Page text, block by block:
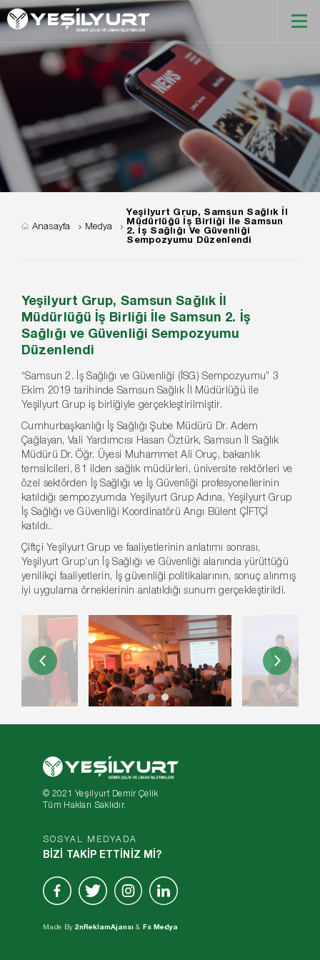
Anasayfa Medya
Yeşilyurt Grup, Samsun Sağlık İl
Müdürlüğü İş Birliği İle Samsun
2. İş Sağlığı Ve Güvenliği
Sempozyumu Düzenlendi
Yeşilyurt Grup, Samsun Sağlık İl
Müdürlüğü İş Birliği İle Samsun 2. İş
Sağlığı ve Güvenliği Sempozyumu
Düzenlendi
“Samsun 2. İş Sağlığı ve Güvenliği (İSG) Sempozyumu” 3
Ekim 2019 tarihinde Samsun Sağlık İl Müdürlüğü ile
Yeşilyurt Grup iş birliğiyle gerçekleştirilmiştir.
Cumhurbaşkanlığı İş Sağlığı Şube Müdürü Dr. Adem
Çağlayan, Vali Yardımcısı Hasan Öztürk, Samsun İl Sağlık
Müdürü Dr. Öğr. Üyesi Muhammet Ali Oruç, bakanlık
temsilcileri, 81 ilden sağlık müdürleri, üniversite rektörleri ve
özel sektörden İş Sağlığı ve İş Güvenliği profesyonellerinin
katıldığı sempozyumda Yeşilyurt Grup Adına, Yeşilyurt Grup
İş Sağlığı ve Güvenliği Koordinatörü Angı Bülent ÇİFTÇİ
katıldı..
Çiftçi Yeşilyurt Grup ve faaliyetlerinin anlatımı sonrası,
Yeşilyurt Grup’un İş Sağlığı ve Güvenliği alanında yürüttüğü
yenilikçi faaliyetlerin, İş güvenliği politikalarının, sonuç alınmış
iyi uygulama örneklerinin anlatıldığı sunum gerçekleştirildi.
© 2021 Yeşilyurt Demir Çelik
Tüm Hakları Saklıdır.
SOSYAL MEDYADA
BİZİ TAKİP ETTİNİZ Mİ?
Made By2nReklamAjansı&Fs Medya